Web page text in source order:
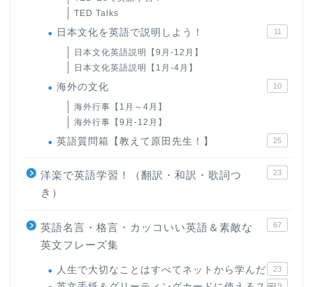
TED Talks
日本文化を英語で説明しよう！ 11
日本文化英語説明【9月-12月】
日本文化英語説明【1月-4月】
海外の文化 10
海外行事【1月～4月】
海外行事【9月-12月】
英語質問箱【教えて原田先生！】 25
洋楽で英語学習！（翻訳・和訳・歌詞つ
き）
23
英語名言・格言・カッコいい英語＆素敵な
英文フレーズ集
67
人生で大切なことはすべてネットから学んだ 23